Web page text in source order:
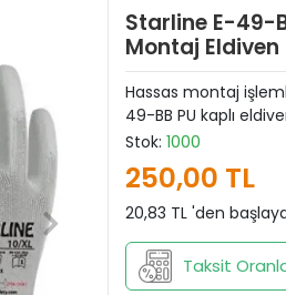
Starline E-49-
Montaj Eldiven
Hassas montaj
49-BB PU kaplı
Stok: 1000
250,00 TL
20,83 TL 'den
Taksit